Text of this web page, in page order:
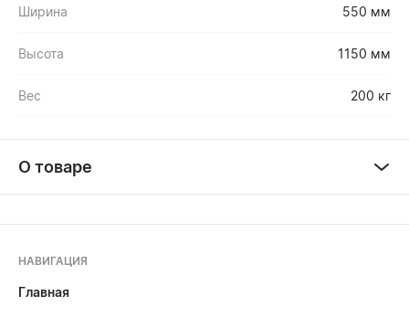
Ширина 550 мм
Высота 1150 мм
Вес 200 кг
О товаре
НАВИГАЦИЯ
Главная